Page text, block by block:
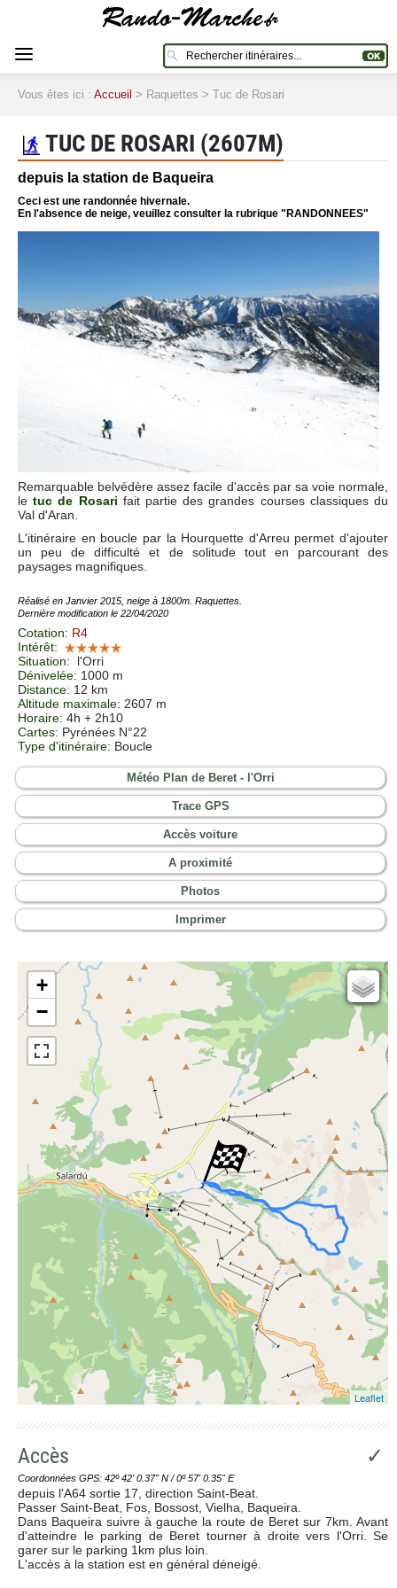
Vous êtes ici : Accueil > Raquettes > Tuc de Rosari
TUC DE ROSARI (2607M)
depuis la station de Baqueira
Ceci est une randonnée hivernale.
En l'absence de neige, veuillez consulter la rubrique "RANDONNEES"
Remarquable belvédère assez facile d'accès par sa voie normale,
letuc de Rosari fait partie des grandes courses classiques du
Val d'Aran.
L'itinéraire en boucle par la Hourquette d'Arreu permet d'ajouter
un peu de difficulté et de solitude tout en parcourant des
paysages magnifiques.
Réalisé en Janvier 2015, neige à 1800m. Raquettes.
Dernière modification le 22/04/2020
Cotation: R4
Intérêt:
Situation:
l'Orri
Dénivelée: 1000 m
Distance: 12 km
Altitude maximale: 2607 m
Horaire: 4h + 2h10
Cartes: Pyrénées N°22
Type d'itinéraire: Boucle
Météo Plan de Beret - l'Orri
Trace GPS
Accès voiture
A proximité
Photos
Imprimer
+
−
Cartes IGN
Open Topo Map
Open Street Map
ESRI Word Imagery
Leaflet
Accès ✓
Coordonnées GPS: 42º 42' 0.37'' N / 0º 57' 0.35'' E
depuis l'A64 sortie 17, direction Saint-Beat.
Passer Saint-Beat, Fos, Bossost, Vielha, Baqueira.
Dans Baqueira suivre à gauche la route de Beret sur 7km. Avant
d'atteindre le parking de Beret tourner à droite vers l'Orri. Se
garer sur le parking 1km plus loin.
L'accès à la station est en général déneigé.